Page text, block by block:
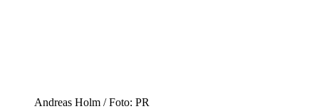
Andreas Holm / Foto: PR